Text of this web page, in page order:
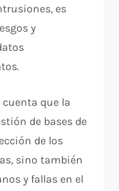
es
y
que la
de bases de
de los
sino también
y fallas en el